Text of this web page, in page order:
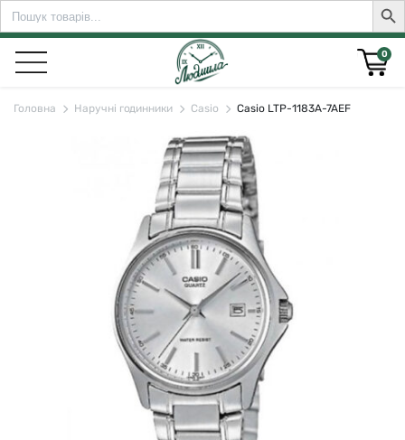
Search
for:
0
Головна Наручні годинники Casio Casio LTP-1183A-7AEF